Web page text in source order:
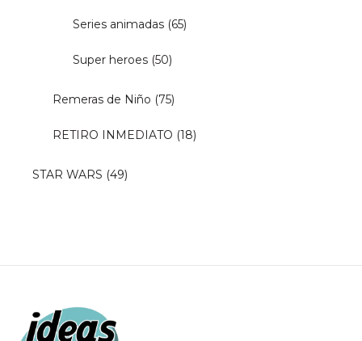
Series animadas (65)
Super heroes (50)
Remeras de Niño (75)
RETIRO INMEDIATO (18)
STAR WARS (49)